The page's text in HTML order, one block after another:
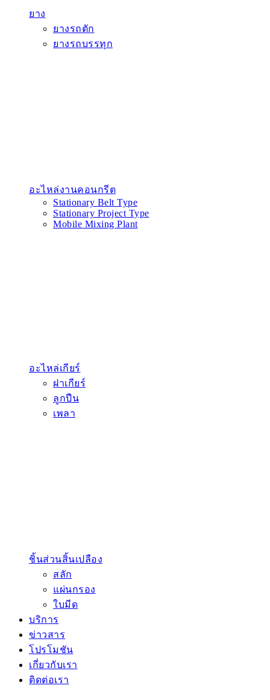
ยาง
ยางรถตัก
ยางรถบรรทุก
อะไหล่งานคอนกรีต
Stationary Belt Type
Stationary Project Type
Mobile Mixing Plant
อะไหล่เกียร์
ฝาเกียร์
ลูกปืน
เพลา
ชิ้นส่วนสิ้นเปลือง
สลัก
แผ่นกรอง
ใบมีด
บริการ
ข่าวสาร
โปรโมชัน
เกี่ยวกับเรา
ติดต่อเรา